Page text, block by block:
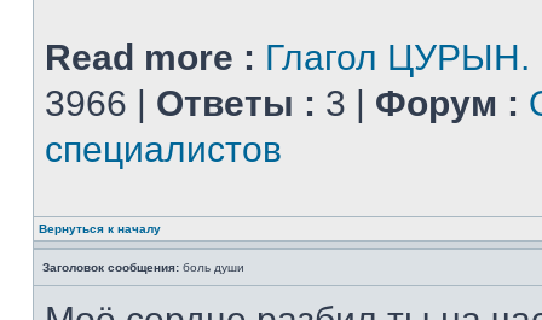
Read more : Глагол ЦУРЫН.
3966 | Ответы : 3 | Форум :
специалистов
Вернуться к началу
Заголовок сообщения: боль души